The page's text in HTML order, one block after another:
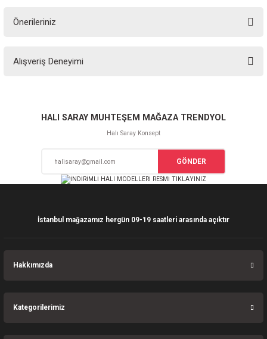
Önerileriniz
yetersiz gördüğünüz noktaları öneri formunu kullanarak tarafımıza
Ürün resmi kalitesiz, bozuk veya görüntülenemiyor.
Ürün açıklamasında eksik bilgiler bulunuyor.
Bu ürüne benzer farklı alternatifler olmalı.
Alışveriş Deneyimi
Sitemize ilk yorumu siz yapın!
HALI SARAY MUHTEŞEM MAĞAZA TRENDYOL
Halı Saray Konsept
GÖNDER
İstanbul mağazamız hergün 09-19 saatleri arasında açıktır
Hakkımızda
Kategorilerimiz